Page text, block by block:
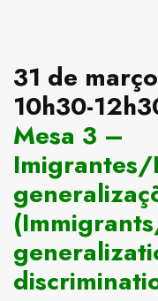
31 de
10h30-
Mesa 3 –